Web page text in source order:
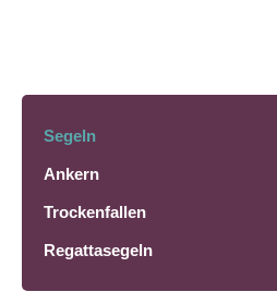
Segeln
Ankern
Trockenfallen
Regattasegeln